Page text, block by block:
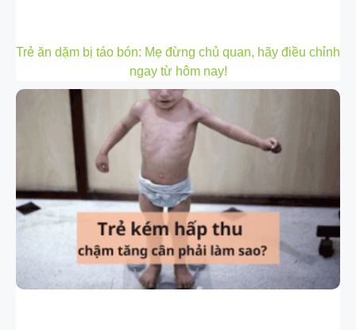
Trẻ ăn dặm bị táo bón: Mẹ đừng chủ quan, hãy điều chỉnh
ngay từ hôm nay!